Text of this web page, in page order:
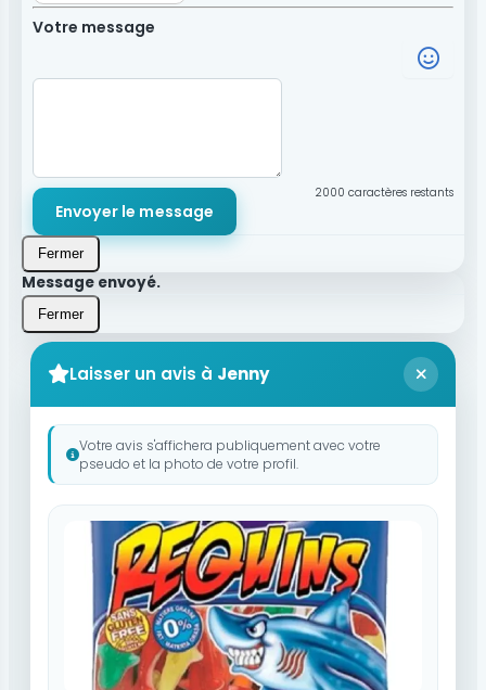
Votre message
2000 caractères restants
Envoyer le message
Fermer
Message envoyé.
Fermer
Laisser un avis à Jenny
Votre avis s'affichera publiquement avec votre
pseudo et la photo de votre profil.